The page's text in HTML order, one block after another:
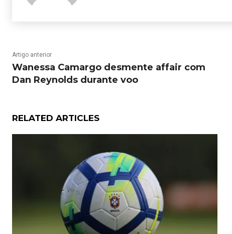
Artigo anterior
Wanessa Camargo desmente affair com
Dan Reynolds durante voo
RELATED ARTICLES